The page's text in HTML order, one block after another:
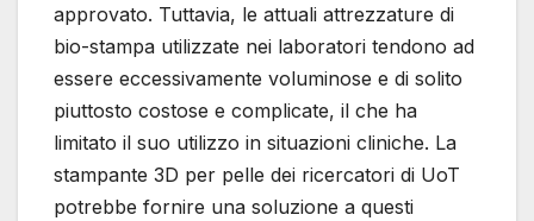
approvato. Tuttavia, le attuali attrezzature di
bio-stampa utilizzate nei laboratori tendono ad
essere eccessivamente voluminose e di solito
piuttosto costose e complicate, il che ha
limitato il suo utilizzo in situazioni cliniche. La
stampante 3D per pelle dei ricercatori di UoT
potrebbe fornire una soluzione a questi